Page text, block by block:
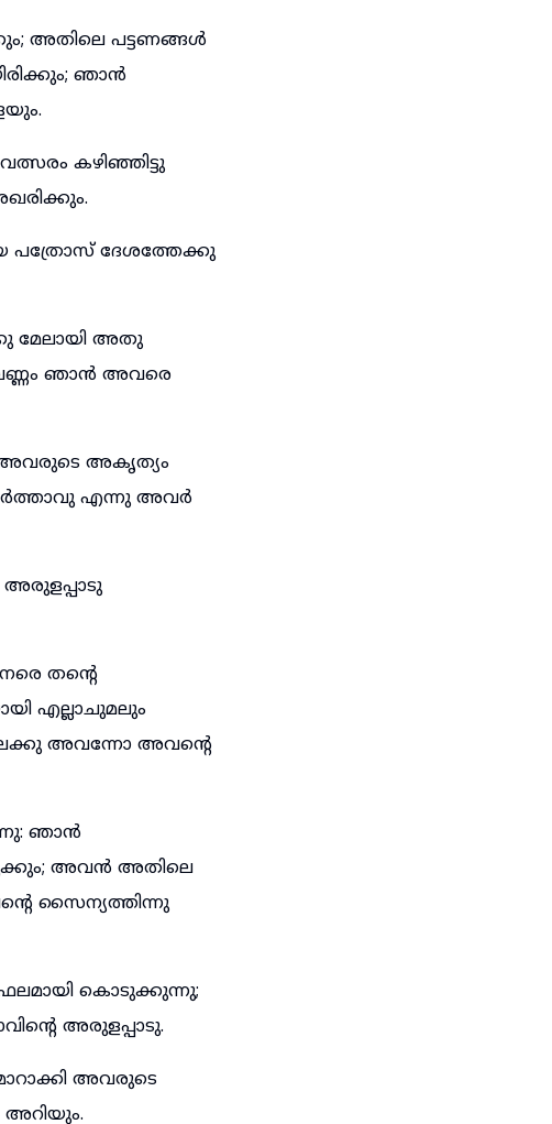
അതിലെ പട്ടണങ്ങൾ
ഞാൻ
കഴിഞ്ഞിട്ടു
പത്രോസ് ദേശത്തേക്കു
മേലായി അതു
ഞാൻ അവരെ
അകൃത്യം
എന്നു അവർ
അരുളപ്പാടു
തന്റെ
എല്ലാചുമലും
അവന്നോ അവന്റെ
ഞാൻ
അവൻ അതിലെ
സൈന്യത്തിന്നു
കൊടുക്കുന്നു;
അരുളപ്പാടു.
അവരുടെ